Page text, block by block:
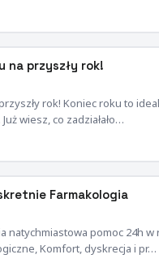
na przyszły rok!
rok! Koniec roku to
wiesz, co zadziałało…
Farmakologia
natychmiastowa pomoc 24h w
Komfort, dyskrecja i pr…